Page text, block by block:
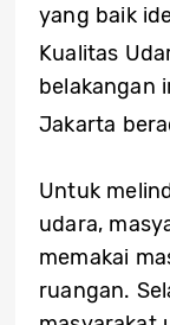
yang baik
Kualitas
belakangan
Jakarta
Untuk
udara,
memakai
ruangan.